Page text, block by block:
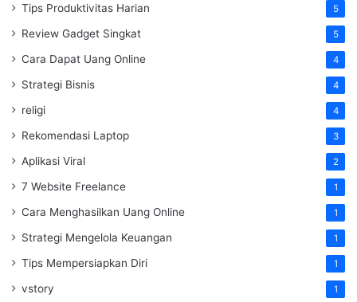
Tips Produktivitas Harian 5
Review Gadget Singkat 5
Cara Dapat Uang Online 4
Strategi Bisnis 4
religi 4
Rekomendasi Laptop 3
Aplikasi Viral 2
7 Website Freelance 1
Cara Menghasilkan Uang Online 1
Strategi Mengelola Keuangan 1
Tips Mempersiapkan Diri 1
vstory 1